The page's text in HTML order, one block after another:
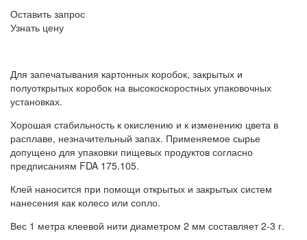
Оставить запрос
Узнать цену
Для запечатывания картонных коробок, закрытых и
полуоткрытых коробок на высокоскоростных упаковочных
установках.
Хорошая стабильность к окислению и к изменению цвета в
расплаве, незначительный запах. Применяемое сырье
допущено для упаковки пищевых продуктов согласно
предписаниям FDA 175.105.
Клей наносится при помощи открытых и закрытых систем
нанесения как колесо или сопло.
Вес 1 метра клеевой нити диаметром 2 мм составляет 2-3 г.